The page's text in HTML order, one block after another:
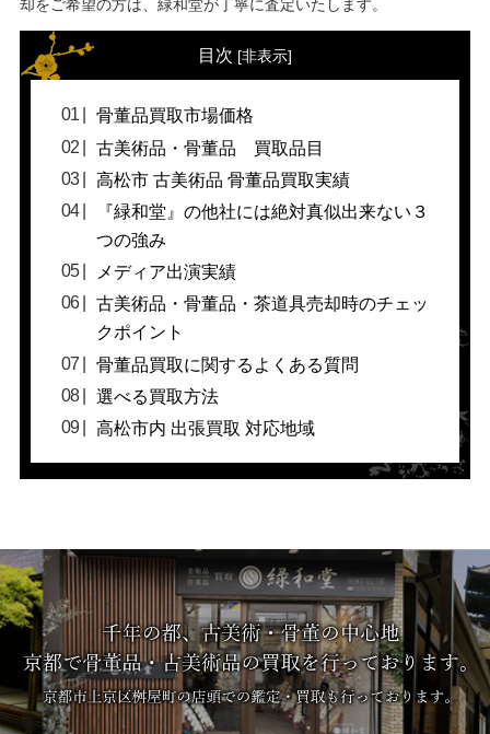
却をご希望の方は、緑和堂が丁寧に査定いたします。
目次 [非表示]
骨董品買取市場価格
古美術品・骨董品 買取品目
高松市 古美術品 骨董品買取実績
『緑和堂』の他社には絶対真似出来ない３
つの強み
メディア出演実績
古美術品・骨董品・茶道具売却時のチェッ
クポイント
骨董品買取に関するよくある質問
選べる買取方法
高松市内 出張買取 対応地域